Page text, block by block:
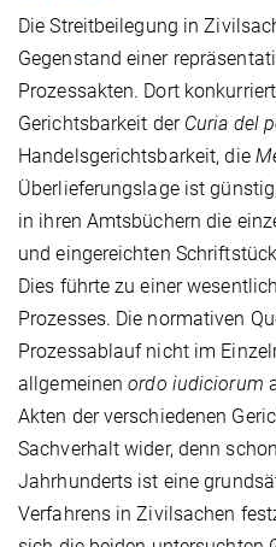
Die Streitbeilegung in
Gegenstand einer
Prozessakten. Dort
Gerichtsbarkeit der Curia del
Handelsgerichtsbarkeit, die
Überlieferungslage ist
in ihren Amtsbüchern die
und eingereichten
Dies führte zu einer
Prozesses. Die normativen
Prozessablauf nicht im
allgemeinenordo iudiciorum
Akten der verschiedenen
Sachverhalt wider, denn
Jahrhunderts ist eine
Verfahrens in Zivilsachen